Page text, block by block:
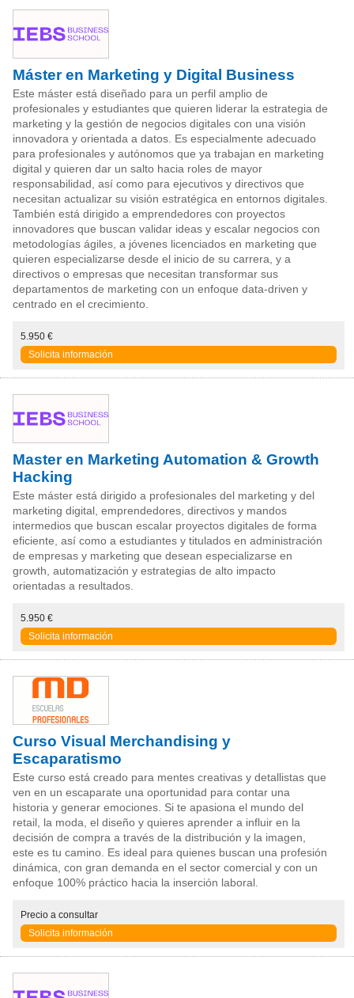
Máster en Marketing y Digital Business
Este máster está diseñado para un perfil amplio de
profesionales y estudiantes que quieren liderar la estrategia de
marketing y la gestión de negocios digitales con una visión
innovadora y orientada a datos. Es especialmente adecuado
para profesionales y autónomos que ya trabajan en marketing
digital y quieren dar un salto hacia roles de mayor
responsabilidad, así como para ejecutivos y directivos que
necesitan actualizar su visión estratégica en entornos digitales.
También está dirigido a emprendedores con proyectos
innovadores que buscan validar ideas y escalar negocios con
metodologías ágiles, a jóvenes licenciados en marketing que
quieren especializarse desde el inicio de su carrera, y a
directivos o empresas que necesitan transformar sus
departamentos de marketing con un enfoque data-driven y
centrado en el crecimiento.
5.950 €
Solicita información
Master en Marketing Automation & Growth
Hacking
Este máster está dirigido a profesionales del marketing y del
marketing digital, emprendedores, directivos y mandos
intermedios que buscan escalar proyectos digitales de forma
eficiente, así como a estudiantes y titulados en administración
de empresas y marketing que desean especializarse en
growth, automatización y estrategias de alto impacto
orientadas a resultados.
5.950 €
Solicita información
Curso Visual Merchandising y
Escaparatismo
Este curso está creado para mentes creativas y detallistas que
ven en un escaparate una oportunidad para contar una
historia y generar emociones. Si te apasiona el mundo del
retail, la moda, el diseño y quieres aprender a influir en la
decisión de compra a través de la distribución y la imagen,
este es tu camino. Es ideal para quienes buscan una profesión
dinámica, con gran demanda en el sector comercial y con un
enfoque 100% práctico hacia la inserción laboral.
Precio a consultar
Solicita información